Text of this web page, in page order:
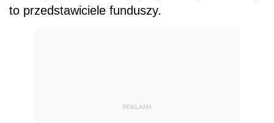
to przedstawiciele funduszy.
REKLAMA